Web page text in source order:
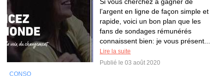
l’argent en ligne de façon simple et
rapide, voici un bon plan que les
fans de sondages rémunérés
connaissent bien: je vous présent...
Lire la suite
Publié le 03 août 2020
CONSO